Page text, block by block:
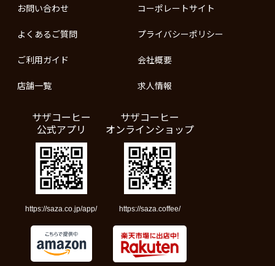
お問い合わせ
よくあるご質問
ご利用ガイド
店舗一覧
コーポレートサイト
プライバシーポリシー
会社概要
求人情報
サザコーヒー
公式アプリ
https://saza.co.jp/app/
サザコーヒー
オンラインショップ
https://saza.coffee/